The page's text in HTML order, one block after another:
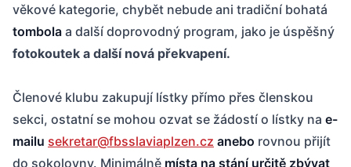
věkové kategorie, chybět nebude ani tradiční bohatá
tombola a další doprovodný program, jako je úspěšný
fotokoutek a další nová překvapení.
Členové klubu zakupují lístky přímo přes členskou
sekci, ostatní se mohou ozvat se žádostí o lístky na e-
mailu sekretar@fbsslaviaplzen.cz anebo rovnou přijít
do sokolovny. Minimálně místa na stání určitě zbývat